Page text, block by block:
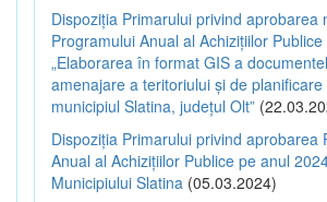
Dispoziția Primarului privind aprobarea
Programului Anual al Achizițiilor
„Elaborarea în format GIS a
amenajare a teritoriului și de
municipiul Slatina, județul Olt”
Dispoziția Primarului privind aprobarea
Anual al Achizițiilor Publice pe anul
Municipiului Slatina (05.03.2024)